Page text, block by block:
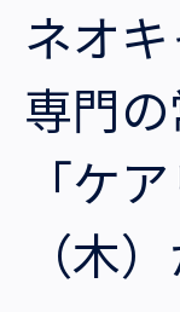
私たちの考え方
就労支援
業務支援
会社概要
役員一覧
拠点一覧
採用情報
ネオ
専門
「ケ
（木